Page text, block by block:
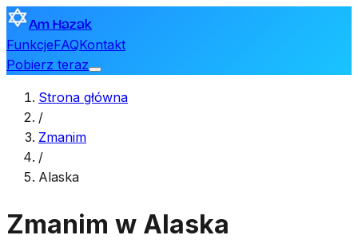
Am Hazak
FunkcjeFAQKontakt
Pobierz teraz
Strona główna
/
Zmanim
/
Alaska
Zmanim w Alaska